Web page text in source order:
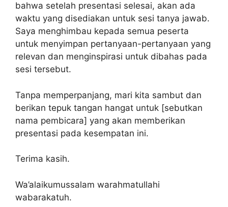
bahwa setelah presentasi selesai, akan ada
waktu yang disediakan untuk sesi tanya jawab.
Saya menghimbau kepada semua peserta
untuk menyimpan pertanyaan-pertanyaan yang
relevan dan menginspirasi untuk dibahas pada
sesi tersebut.
Tanpa memperpanjang, mari kita sambut dan
berikan tepuk tangan hangat untuk [sebutkan
nama pembicara] yang akan memberikan
presentasi pada kesempatan ini.
Terima kasih.
Wa’alaikumussalam warahmatullahi
wabarakatuh.